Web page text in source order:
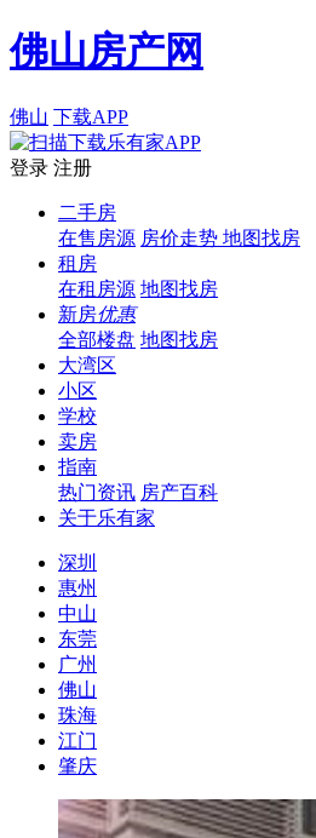
佛山房产网
佛山 下载APP
登录 注册
二手房
在售房源 房价走势 地图找房
租房
在租房源 地图找房
新房优惠
全部楼盘 地图找房
大湾区
小区
学校
卖房
指南
热门资讯 房产百科
关于乐有家
深圳
惠州
中山
东莞
广州
佛山
珠海
江门
肇庆